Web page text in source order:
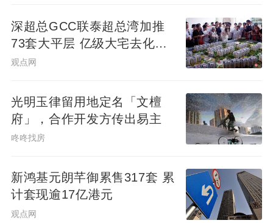
深超总GCC联泰超总湾加推
73套大平层 亿级大宅去化近8
成
观点网
光明玉律留用地定名「文檀
府」，合作开发方传出易主
咚咚找房
新鸿基元朗芊御累售317套 累
计套现逾17亿港元
观点网